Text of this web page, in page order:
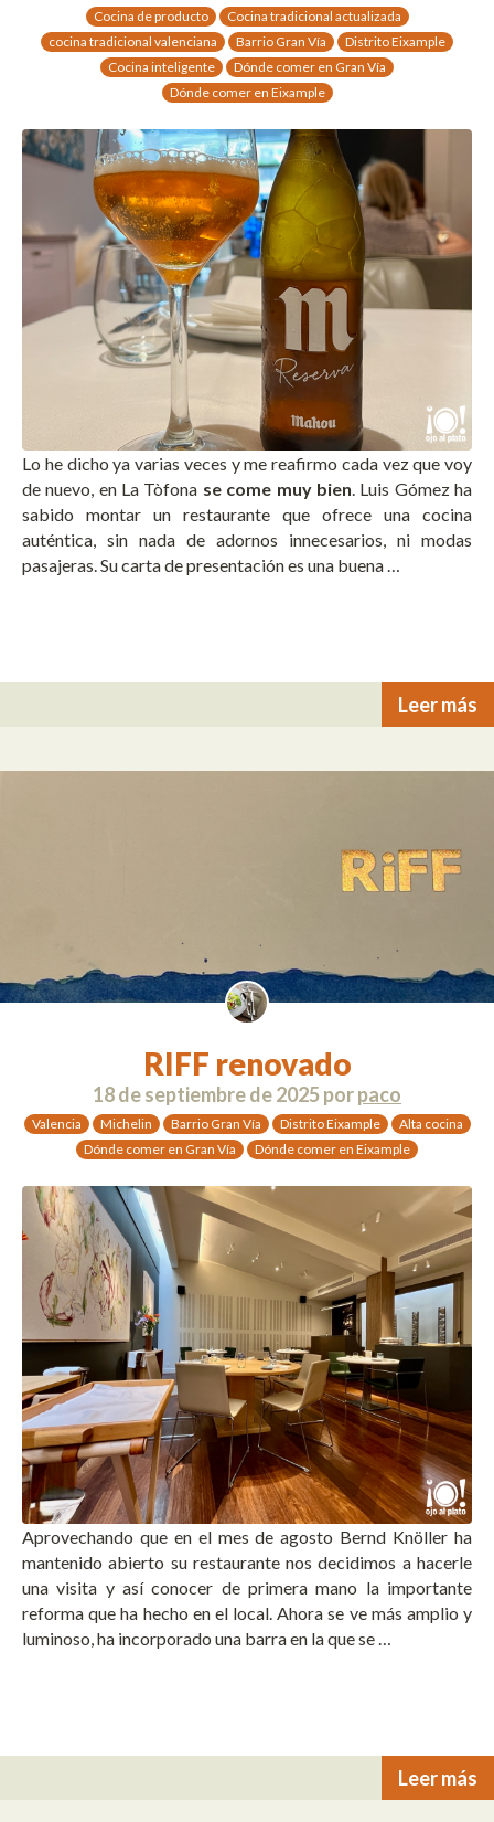
Cocina de producto
Cocina tradicional actualizada
cocina tradicional valenciana
Barrio Gran Vía
Distrito Eixample
Cocina inteligente
Dónde comer en Gran Vía
Dónde comer en Eixample
Lo he dicho ya varias veces y me reafirmo cada vez que voy
de nuevo, en La Tòfona se come muy bien. Luis Gómez ha
sabido montar un restaurante que ofrece una cocina
auténtica, sin nada de adornos innecesarios, ni modas
pasajeras. Su carta de presentación es una buena …
Leer más
RIFF renovado
18 de septiembre de 2025porpaco
Valencia Michelin Barrio Gran Vía Distrito Eixample
Alta cocina
Dónde comer en Gran Vía
Dónde comer en Eixample
Aprovechando que en el mes de agosto Bernd Knöller ha
mantenido abierto su restaurante nos decidimos a hacerle
una visita y así conocer de primera mano la importante
reforma que ha hecho en el local. Ahora se ve más amplio y
luminoso, ha incorporado una barra en la que se …
Leer más